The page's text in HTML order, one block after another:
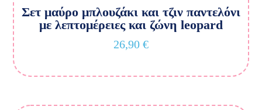
Σετ μαύρο μπλουζάκι και τζιν παντελόνι
με λεπτομέρειες και ζώνη leopard
26,90 €